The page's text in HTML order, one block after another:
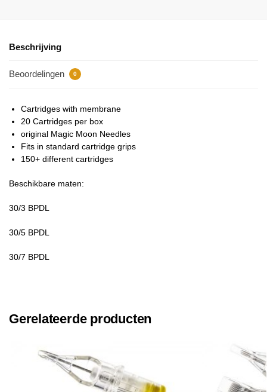
Beschrijving
Beoordelingen 0
Cartridges with membrane
20 Cartridges per box
original Magic Moon Needles
Fits in standard cartridge grips
150+ different cartridges
Beschikbare maten:
30/3 BPDL
30/5 BPDL
30/7 BPDL
Gerelateerde producten